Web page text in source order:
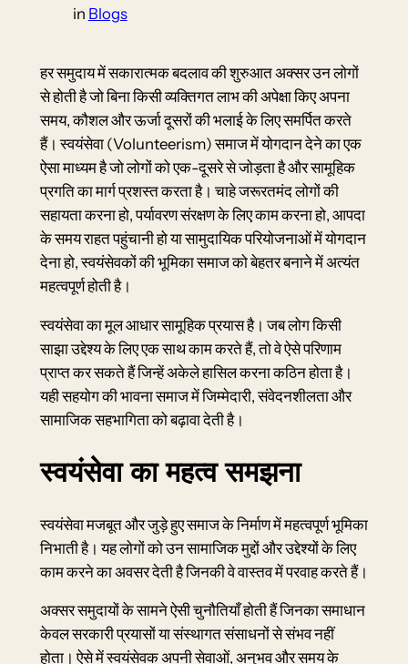
in Blogs
हर समुदाय में सकारात्मक बदलाव की शुरुआत अक्सर उन लोगों
से होती है जो बिना किसी व्यक्तिगत लाभ की अपेक्षा किए अपना
समय, कौशल और ऊर्जा दूसरों की भलाई के लिए समर्पित करते
हैं। स्वयंसेवा (Volunteerism) समाज में योगदान देने का एक
ऐसा माध्यम है जो लोगों को एक-दूसरे से जोड़ता है और सामूहिक
प्रगति का मार्ग प्रशस्त करता है। चाहे जरूरतमंद लोगों की
सहायता करना हो, पर्यावरण संरक्षण के लिए काम करना हो, आपदा
के समय राहत पहुंचानी हो या सामुदायिक परियोजनाओं में योगदान
देना हो, स्वयंसेवकों की भूमिका समाज को बेहतर बनाने में अत्यंत
महत्वपूर्ण होती है।
स्वयंसेवा का मूल आधार सामूहिक प्रयास है। जब लोग किसी
साझा उद्देश्य के लिए एक साथ काम करते हैं, तो वे ऐसे परिणाम
प्राप्त कर सकते हैं जिन्हें अकेले हासिल करना कठिन होता है।
यही सहयोग की भावना समाज में जिम्मेदारी, संवेदनशीलता और
सामाजिक सहभागिता को बढ़ावा देती है।
स्वयंसेवा का महत्व समझना
स्वयंसेवा मजबूत और जुड़े हुए समाज के निर्माण में महत्वपूर्ण भूमिका
निभाती है। यह लोगों को उन सामाजिक मुद्दों और उद्देश्यों के लिए
काम करने का अवसर देती है जिनकी वे वास्तव में परवाह करते हैं।
अक्सर समुदायों के सामने ऐसी चुनौतियाँ होती हैं जिनका समाधान
केवल सरकारी प्रयासों या संस्थागत संसाधनों से संभव नहीं
होता। ऐसे में स्वयंसेवक अपनी सेवाओं, अनुभव और समय के